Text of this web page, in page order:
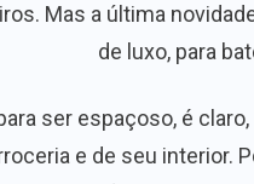
Mas a última
de luxo, para
ser espaçoso, é
e de seu interior.